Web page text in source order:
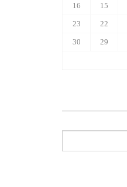
15
16
22
23
29
30